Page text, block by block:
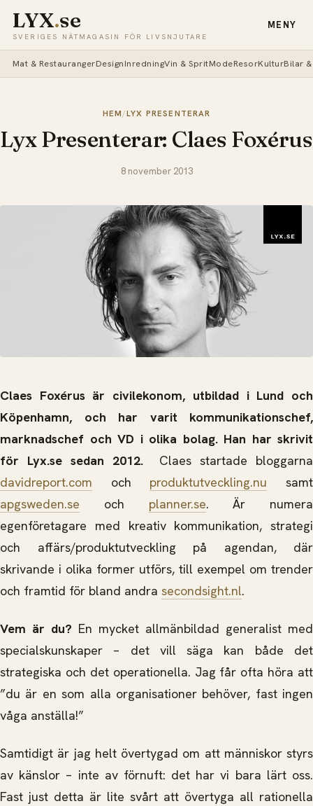
LYX.se
SVERIGES NÄTMAGASIN FÖR LIVSNJUTARE
MENY
Mat & RestaurangerDesignInredningVin & SpritModeResorKulturBilar
HEM/LYX PRESENTERAR
Lyx Presenterar: Claes Foxérus
8 november 2013
Claes Foxérus är civilekonom, utbildad i Lund och
Köpenhamn, och har varit kommunikationschef,
marknadschef och VD i olika bolag. Han har skrivit
för Lyx.se sedan 2012.
Claes startade bloggarna
davidreport.com och produktutveckling.nu samt
apgsweden.se och planner.se. Är numera
egenföretagare med kreativ kommunikation, strategi
och affärs/produktutveckling på agendan, där
skrivande i olika former utförs, till exempel om trender
och framtid för bland andra secondsight.nl.
Vem är du? En mycket allmänbildad generalist med
specialskunskaper – det vill säga kan både det
strategiska och det operationella. Jag får ofta höra att
”du är en som alla organisationer behöver, fast ingen
våga anställa!”
Samtidigt är jag helt övertygad om att människor styrs
av känslor – inte av förnuft: det har vi bara lärt oss.
Fast just detta är lite svårt att övertyga all rationella